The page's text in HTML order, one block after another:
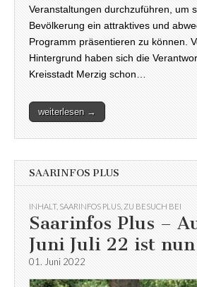
Veranstaltungen durchzuführen, um
Bevölkerung ein attraktives und
Programm präsentieren zu können.
Hintergrund haben sich die
Kreisstadt Merzig schon…
weiterlesen →
SAARINFOS PLUS
INHALT, SAARINFOS PLUS ZU BESUCH BEI
Saarinfos Plus –
Juni Juli 22 ist
01. Juni 2022